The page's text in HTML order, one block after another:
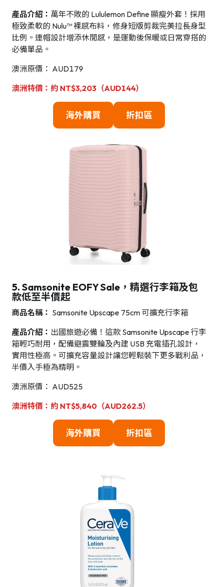
產品介紹： 萬年不敗的 Lululemon Define 顯瘦外套！採用
極致柔軟的 Nulu™ 裸感布料，修身短版剪裁完美拉長身型
比例。連帽設計增添休閒感，是運動後保暖或日常穿搭的
必備單品。
澳洲原價： AUD179
澳洲特價：約 NT$3,203（AUD144）
海外購買 折扣區
5. Samsonite EOFY Sale，精選行李箱及包
款低至半價起
商品名稱： Samsonite Upscape 75cm 可擴充行李箱
產品介紹： 出國旅遊必備！這款 Samsonite Upscape 行李
箱輕巧耐用，配備避震雙輪及內建 USB 充電插孔設計，
實用性極高。可擴充容量設計讓您輕鬆裝下更多戰利品，
半價入手極為精明。
澳洲原價： AUD525
澳洲特價：約 NT$5,840（AUD262.5）
海外購買 折扣區